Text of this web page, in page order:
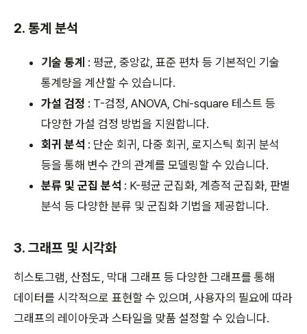
2. 통계 분석
기술 통계 : 평균, 중앙값, 표준 편차 등 기본적인 기술
통계량을 계산할 수 있습니다.
가설 검정 : T-검정, ANOVA, Chi-square 테스트 등
다양한 가설 검정 방법을 지원합니다.
회귀 분석 : 단순 회귀, 다중 회귀, 로지스틱 회귀 분석
등을 통해 변수 간의 관계를 모델링할 수 있습니다.
분류 및 군집 분석 : K-평균 군집화, 계층적 군집화, 판별
분석 등 다양한 분류 및 군집화 기법을 제공합니다.
3. 그래프 및 시각화
히스토그램, 산점도, 막대 그래프 등 다양한 그래프를 통해
데이터를 시각적으로 표현할 수 있으며, 사용자의 필요에 따라
그래프의 레이아웃과 스타일을 맞품 설정할 수 있습니다.